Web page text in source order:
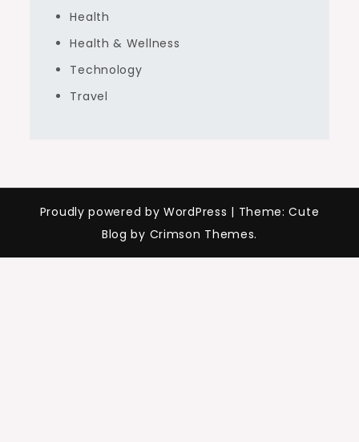
Health
Health & Wellness
Technology
Travel
Proudly powered by WordPress | Theme: Cute
Blog by Crimson Themes.